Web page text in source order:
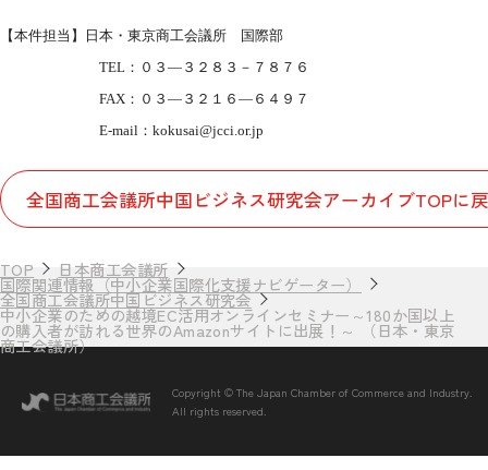
【本件担当】日本・東京商工会議所 国際部
TEL ：０３ ― ３２８３－７８７６
FAX ：０３ ― ３２１６ ― ６４９７
E-mail ： kokusai@jcci.or.jp
全国商工会議所中国ビジネス研究会アーカイブTOPに
TOP 日本商工会議所
国際関連情報（中小企業国際化支援ナビゲーター）
全国商工会議所中国ビジネス研究会
中小企業のための越境EC活用オンラインセミナー～180か国以上
の購入者が訪れる世界のAmazonサイトに出展！～ （日本・東京
商工会議所）
Copyright © The Japan Chamber of Commerce and Industry.
All rights reserved.